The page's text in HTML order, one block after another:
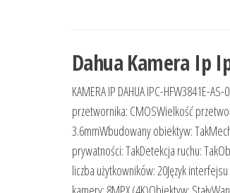
Dahua Kamera Ip
KAMERA IP DAHUA IPC-HFW3841E-
przetwornika: CMOSWielkość
3.6mmWbudowany obiektyw:
prywatności: TakDetekcja ruchu:
liczba użytkowników: 20Język